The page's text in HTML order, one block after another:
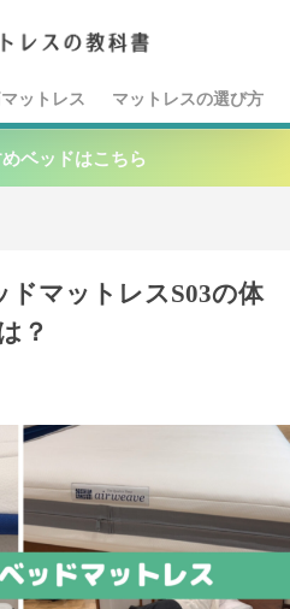
ットレス マットレスの選び方
ベッドはこちら
ドマットレスS03の体
？